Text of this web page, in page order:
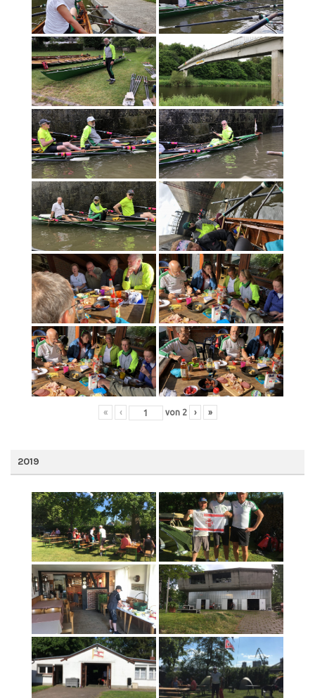
« ‹ von 2 › »
2019